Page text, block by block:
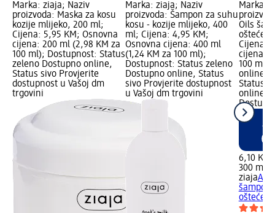
Marka: ziaja; Naziv
proizvoda: Maska za kosu
kozije mlijeko, 200 ml;
Cijena: 5,95 KM; Osnovna
cijena: 200 ml (2,98 KM za
100 ml); Dostupnost: Status
zeleno Dostupno online,
Status sivo Provjerite
dostupnost u Vašoj dm
trgovini
Marka: ziaja; Naziv
proizvoda: Šampon za suhu
kosu - kozije mlijeko, 400
ml; Cijena: 4,95 KM;
Osnovna cijena: 400 ml
(1,24 KM za 100 ml);
Dostupnost: Status zeleno
Dostupno online, Status
sivo Provjerite dostupnost
u Vašoj dm trgovini
Marka:
Oils
Cijena:
cijena:
100 ml);
online
Status
online,
6,10 KM
300 ml
ziaja
šampon